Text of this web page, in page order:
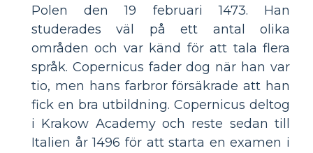
Polen den 19 februari 1473. Han
studerades väl på ett antal olika
områden och var känd för att tala flera
språk. Copernicus fader dog när han var
tio, men hans farbror försäkrade att han
fick en bra utbildning. Copernicus deltog
i Krakow Academy och reste sedan till
Italien år 1496 för att starta en examen i